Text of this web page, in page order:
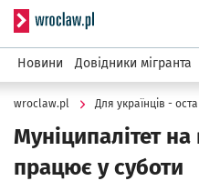
Serwis
Новини Довідники мігранта
wroclaw.pl Для українців -
Муніципалітет
працює у суботи